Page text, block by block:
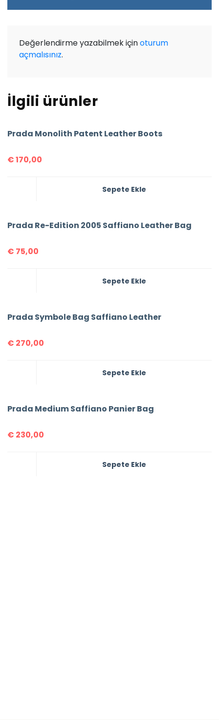
Değerlendirme yazabilmek içinoturum
açmalısınız.
İlgili ürünler
Prada Monolith Patent Leather Boots
€170,00
Sepete Ekle
Prada Re-Edition 2005 Saffiano Leather Bag
€ 75,00
Sepete Ekle
Prada Symbole Bag Saffiano Leather
€ 270,00
Sepete Ekle
Prada Medium Saffiano Panier Bag
€ 230,00
Sepete Ekle